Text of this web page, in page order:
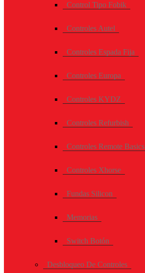
Control Tipo Fobik
Controles Autel
Controles Espada Fija
Controles Europa
Controles KYDZ
Controles Refurbish
Controles Remote Basics
Controles Xhorse
Fundas Silicon
Memorias
Switch Botón
Desbloqueo De Controles